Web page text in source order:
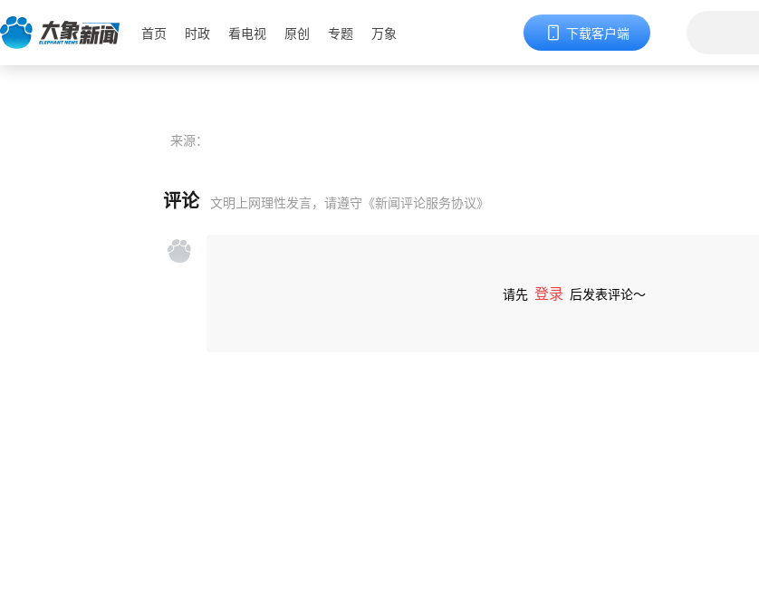
首页 时政 看电视 原创 专题 万象 下载客户端
来源：
评论 文明上网理性发言，请遵守 《新闻评论服务协议》
请先 登录 后发表评论～